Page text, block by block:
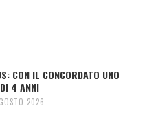
CON IL CONCORDATO UNO
DI 4 ANNI
2026